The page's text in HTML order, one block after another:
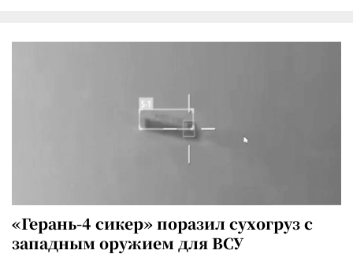
«Герань-4 сикер» поразил сухогруз с
западным оружием для ВСУ